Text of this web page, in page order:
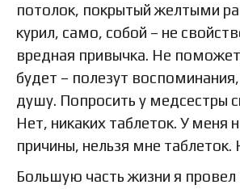
потолок, покрытый желтыми
курил, само, собой – не
вредная привычка. Не
будет – полезут
душу. Попросить у медсестры
Нет, никаких таблеток. У меня
причины, нельзя мне таблеток.
Большую часть жизни я провел